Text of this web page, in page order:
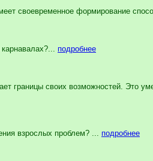
своевременное формирование
подробнее
границы своих возможностей. Это
взрослых проблем? ... подробнее